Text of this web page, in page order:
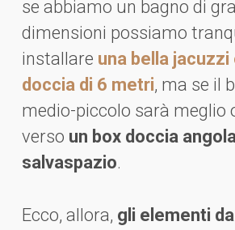
se abbiamo un bagno di
dimensioni possiamo
installare una bella jacuzzi
doccia di 6 metri, ma se il
medio-piccolo sarà meglio
verso un box doccia
salvaspazio.
Ecco, allora, gli elementi